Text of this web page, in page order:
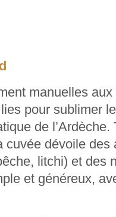
manuelles
pour sublimer
de l’Ardèche.
cuvée dévoile des
litchi) et des
et généreux,